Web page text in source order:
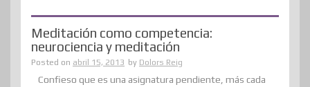
Meditación como competencia:
neurociencia y meditación
Posted on abril 15, 2013 by Dolors Reig
Confieso que es una asignatura pendiente, más cada